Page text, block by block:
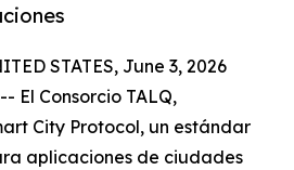
STATES, June 3, 2026
El Consorcio TALQ,
City Protocol, un estándar
aplicaciones de ciudades